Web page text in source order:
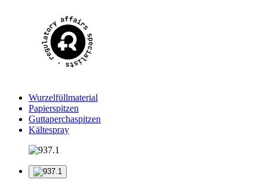
Wurzelfüllmaterial
Papierspitzen
Guttaperchaspitzen
Kältespray